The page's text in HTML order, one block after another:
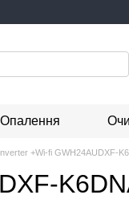
Опалення
+Wi-fi GWH24AUDXF-